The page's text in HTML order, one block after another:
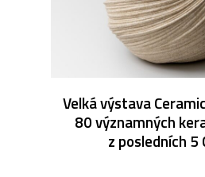
Velká výstava
80 významných
z posledních